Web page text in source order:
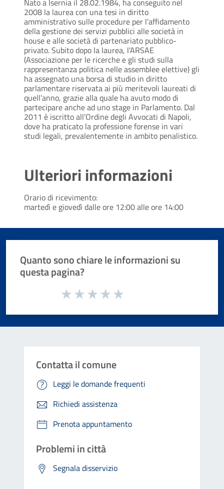
2008 la laurea con una tesi in diritto
amministrativo sulle procedure per l’affidamento
della gestione dei servizi pubblici alle società in
house e alle società di partenariato pubblico-
privato. Subito dopo la laurea, l’ARSAE
(Associazione per le ricerche e gli studi sulla
rappresentanza politica nelle assemblee elettive) gli
ha assegnato una borsa di studio in diritto
parlamentare riservata ai più meritevoli laureati di
quell’anno, grazie alla quale ha avuto modo di
partecipare anche ad uno stage in Parlamento. Dal
2011 è iscritto all’Ordine degli Avvocati di Napoli,
dove ha praticato la professione forense in vari
studi legali, prevalentemente in ambito penalistico.
Ulteriori informazioni
Orario di ricevimento:
martedì e giovedì dalle ore 12:00 alle ore 14:00
Quanto sono chiare le informazioni su
questa pagina?
Valuta da 1 a 5 stelle la pagina
Contatta il comune
Leggi le domande frequenti
Richiedi assistenza
Prenota appuntamento
Problemi in città
Segnala disservizio